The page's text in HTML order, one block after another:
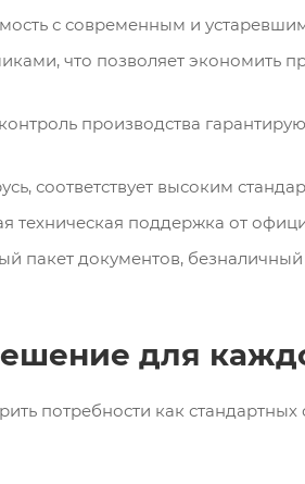
с современным и
что позволяет экономить
производства
соответствует высоким
техническая поддержка от
документов, безналичный
для
потребности как стандартных